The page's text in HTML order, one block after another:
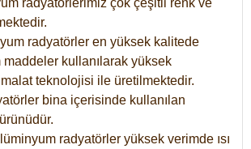
radyatörlerimiz çok çeşitli renk ve
radyatörler en yüksek kalitede
kullanılarak yüksek
teknolojisi ile üretilmektedir.
bina içerisinde kullanılan
radyatörler yüksek verimde ısı